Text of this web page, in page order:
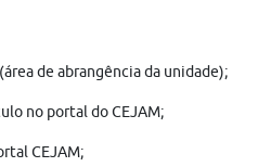
de abrangência da unidade);
no portal do CEJAM;
CEJAM;